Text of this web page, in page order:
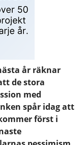
år räknar
de stora
med
spår idag att
först i